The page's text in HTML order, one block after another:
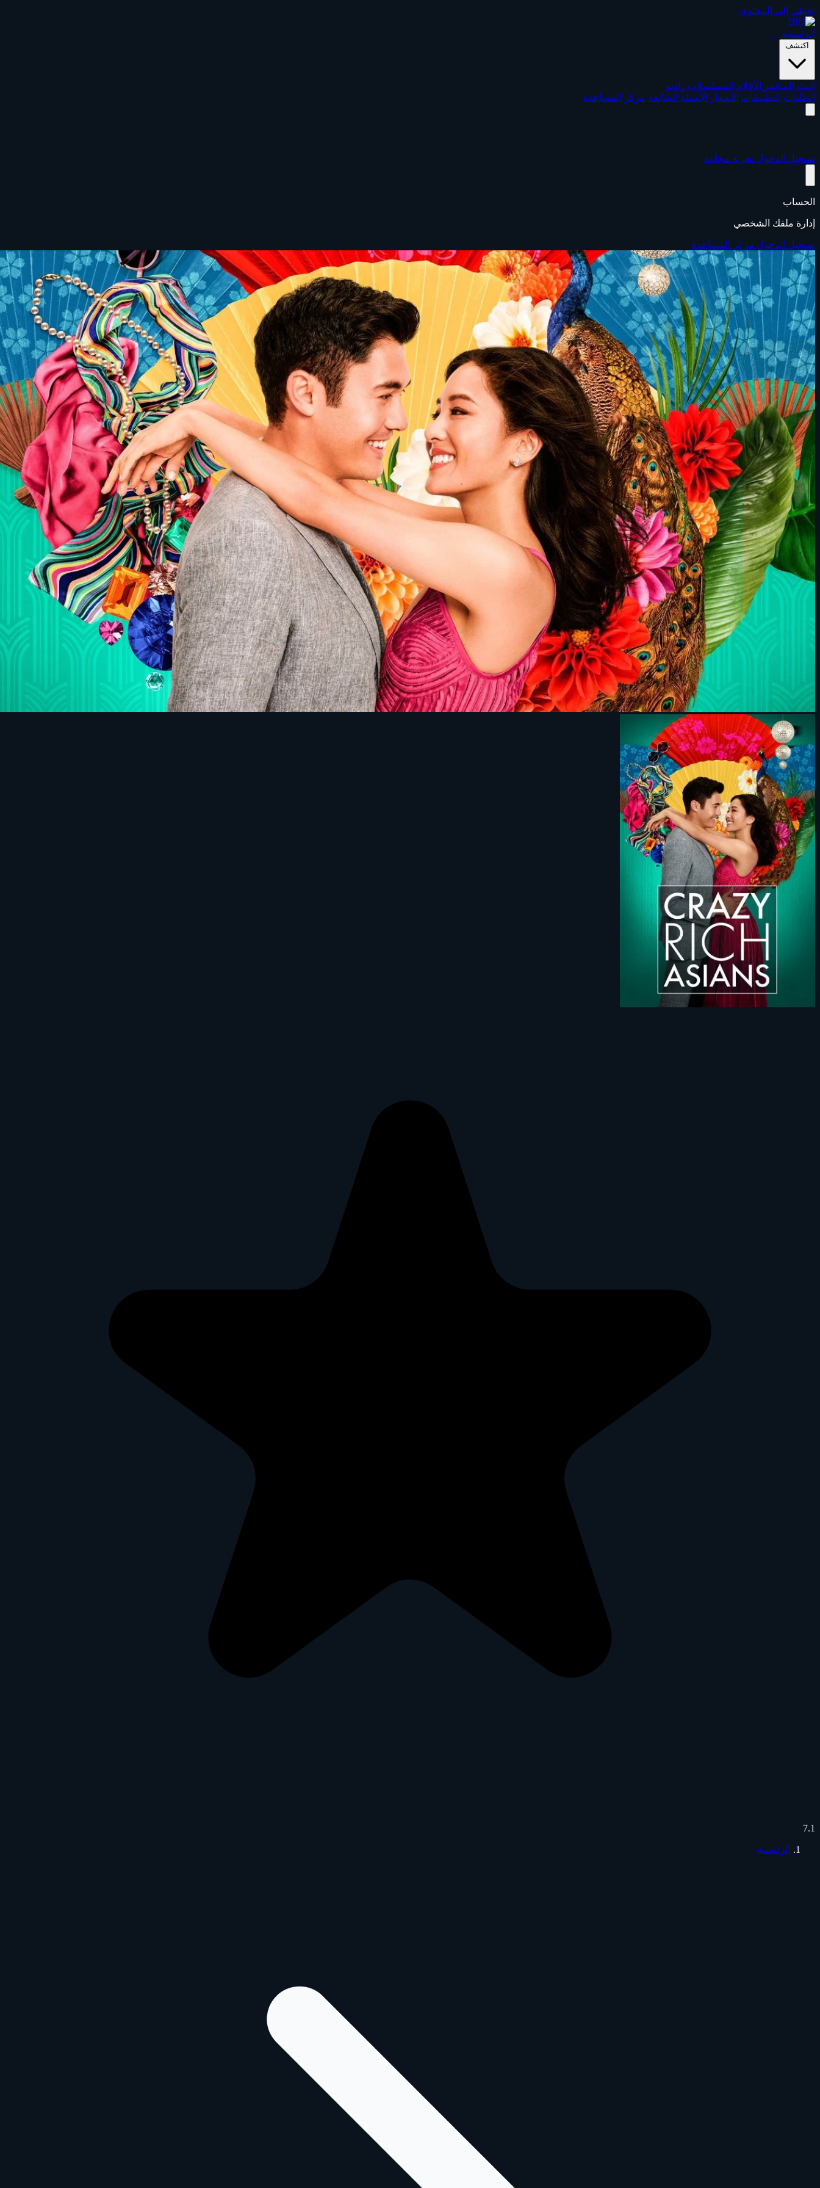
تخطي إلى المحتوى
الرئيسية
اكتشف
البث المباشر الأفلام المسلسلات راديو
الطلبات التطبيقات الأسعار الأسئلة الشائعة مركز المساعدة
تسجيل الدخول تجربة مجانية
الحساب
إدارة ملفك الشخصي
تسجيل الدخول مركز المساعدة
7.1
الرئيسية